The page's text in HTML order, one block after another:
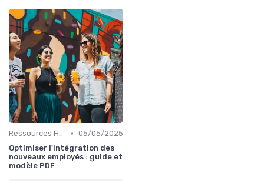
Ressources Humaines • 05/05/2025
Optimiser l'intégration des
nouveaux employés : guide et
modèle PDF